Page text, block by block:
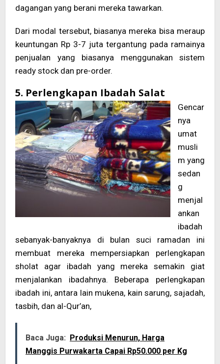
dagangan yang berani mereka tawarkan.
Dari modal tersebut, biasanya mereka bisa meraup
keuntungan Rp 3-7 juta tergantung pada ramainya
penjualan yang biasanya menggunakan sistem
ready stock dan pre-order.
5. Perlengkapan Ibadah Salat
Gencar
nya
umat
musli
m yang
sedan
g
menjal
ankan
ibadah
sebanyak-banyaknya di bulan suci ramadan ini
membuat mereka mempersiapkan perlengkapan
sholat agar ibadah yang mereka semakin giat
menjalankan ibadahnya. Beberapa perlengkapan
ibadah ini, antara lain mukena, kain sarung, sajadah,
tasbih, dan al-Qur’an,
Baca Juga: Produksi Menurun, Harga
Manggis Purwakarta Capai Rp50.000 per Kg